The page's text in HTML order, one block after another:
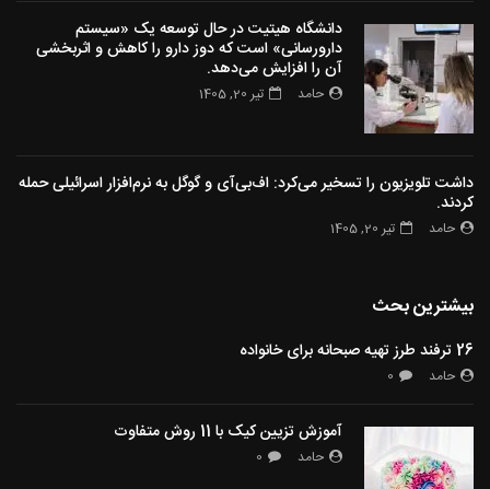
دانشگاه هیتیت در حال توسعه یک «سیستم
دارورسانی» است که دوز دارو را کاهش و اثربخشی
آن را افزایش می‌دهد.
حامد تیر 20, 1405
داشت تلویزیون را تسخیر می‌کرد: اف‌بی‌آی و گوگل به نرم‌افزار اسرائیلی حمله
کردند.
حامد تیر 20, 1405
بیشترین بحث
26 ترفند طرز تهیه صبحانه برای خانواده
حامد 0
آموزش تزیین کیک با 11 روش متفاوت
حامد 0